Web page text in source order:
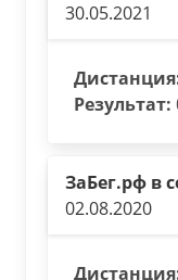
30.05.2021
Результат:
ЗаБег.рф в
02.08.2020